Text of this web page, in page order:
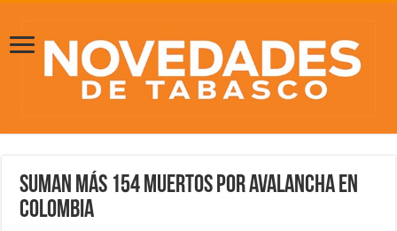
Suman más 154 muertos por avalancha en
Colombia